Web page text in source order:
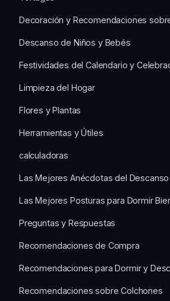
Decoración y Recomendaciones
Descanso de Niños y Bebés
Festividades del Calendario y
Limpieza del Hogar
Flores y Plantas
Herramientas y Útiles
calculadoras
Las Mejores Anécdotas del Descanso
Las Mejores Posturas para Dormir
Preguntas y Respuestas
Recomendaciones de Compra
Recomendaciones para Dormir y
Recomendaciones sobre Colchones